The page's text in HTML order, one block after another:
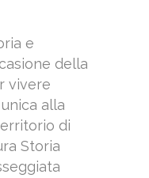
e
della
vivere
alla
di
Storia